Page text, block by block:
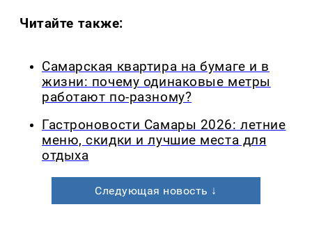
Читайте также:
Самарская квартира на бумаге и в
жизни: почему одинаковые метры
работают по-разному?
Гастроновости Самары 2026: летние
меню, скидки и лучшие места для
отдыха
Следующая новость ↓